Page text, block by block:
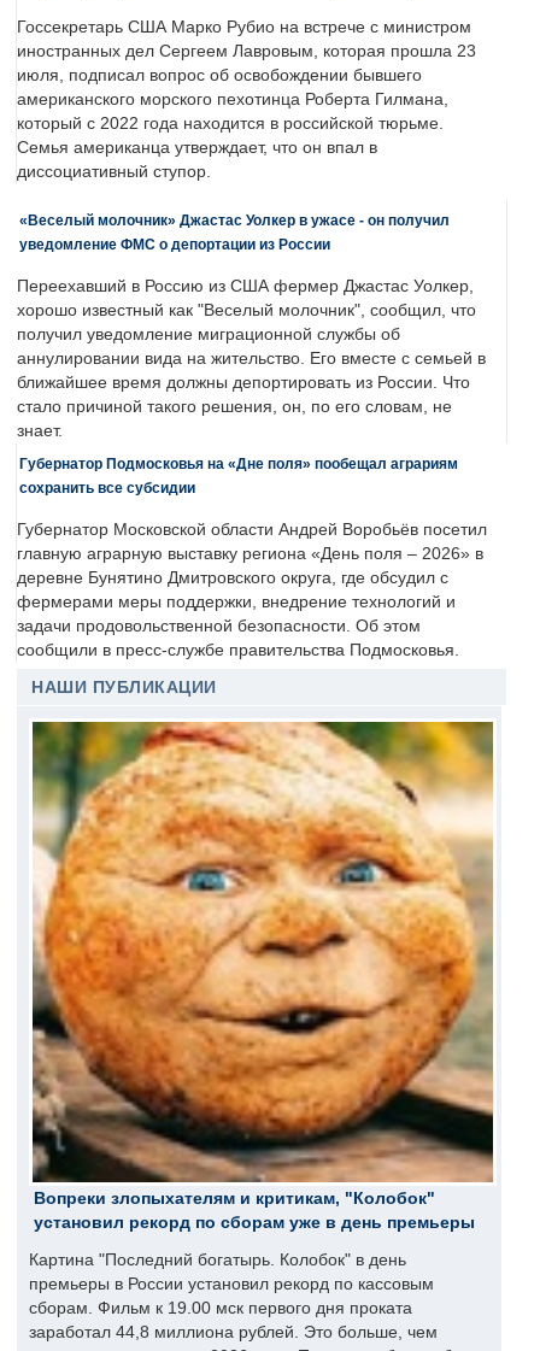
Госсекретарь США Марко Рубио на встрече с министром
иностранных дел Сергеем Лавровым, которая прошла 23
июля, подписал вопрос об освобождении бывшего
американского морского пехотинца Роберта Гилмана,
который с 2022 года находится в российской тюрьме.
Семья американца утверждает, что он впал в
диссоциативный ступор.
«Веселый молочник» Джастас Уолкер в ужасе - он получил
уведомление ФМС о депортации из России
Переехавший в Россию из США фермер Джастас Уолкер,
хорошо известный как "Веселый молочник", сообщил, что
получил уведомление миграционной службы об
аннулировании вида на жительство. Его вместе с семьей в
ближайшее время должны депортировать из России. Что
стало причиной такого решения, он, по его словам, не
знает.
Губернатор Подмосковья на «Дне поля» пообещал аграриям
сохранить все субсидии
Губернатор Московской области Андрей Воробьёв посетил
главную аграрную выставку региона «День поля – 2026» в
деревне Бунятино Дмитровского округа, где обсудил с
фермерами меры поддержки, внедрение технологий и
задачи продовольственной безопасности. Об этом
сообщили в пресс-службе правительства Подмосковья.
НАШИ ПУБЛИКАЦИИ
Вопреки злопыхателям и критикам, "Колобок"
установил рекорд по сборам уже в день премьеры
Картина "Последний богатырь. Колобок" в день
премьеры в России установил рекорд по кассовым
сборам. Фильм к 19.00 мск первого дня проката
заработал 44,8 миллиона рублей. Это больше, чем